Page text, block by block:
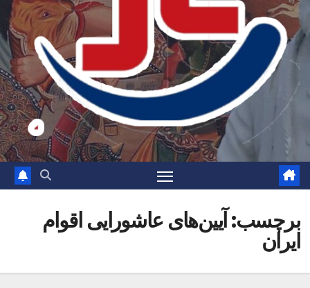
برچسب: آیین‌های عاشورایی اقوام
ایران